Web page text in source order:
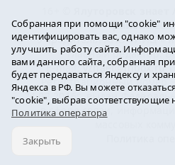
района
Учредитель: АНО «ИИЦ «
Главный редактор:
E-mail:yznaet@inbox.ru
Регистрационный номер
24.02.2016г. выдан
в сфере связи,
Собранная при помощи "cookie"
идентифицировать вас, однако
улучшить работу сайта.
вами данного сайта, собранная
будет передаваться Яндексу и
Яндекса в РФ. Вы можете
"cookie", выбрав соответствующие
Политика оператора
Закрыть